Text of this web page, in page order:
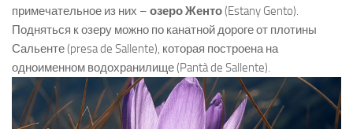
примечательное из них – озеро Женто(Estany Gento).
Подняться к озеру можно по канатной дороге от плотины
Сальенте (presa de Sallente), которая построена на
одноименном водохранилище (Pantà de Sallente).